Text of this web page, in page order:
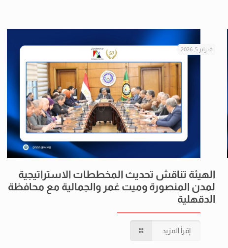
فبراير 5, 2026
الهيئة تناقش تحديث المخططات الاستراتيجية
لمدن المنصورة وميت غمر والجمالية مع محافظة
الدقهلية
إقرأ المزيد